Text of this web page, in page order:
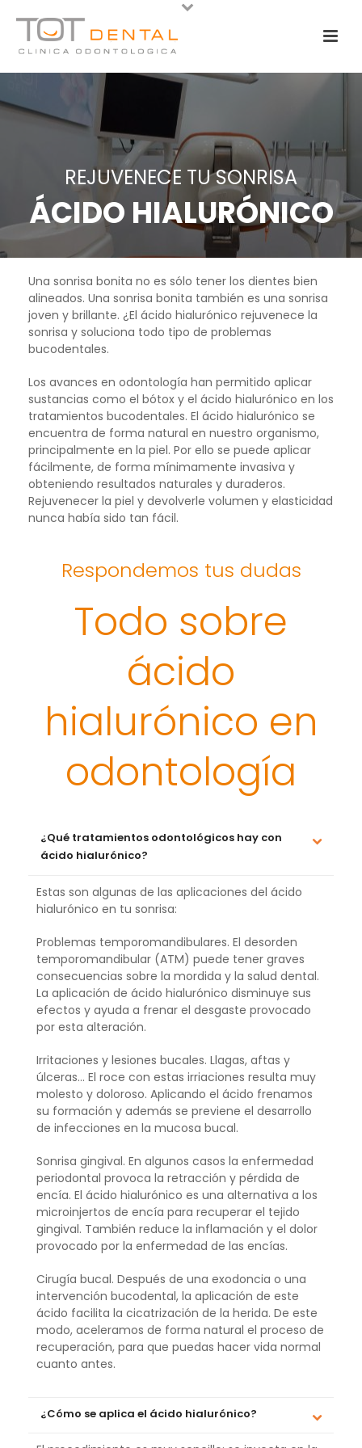
REJUVENECE TU SONRISA
ÁCIDO HIALURÓNICO
Una sonrisa bonita no es sólo tener los dientes bien
alineados. Una sonrisa bonita también es una sonrisa
joven y brillante. ¿El ácido hialurónico rejuvenece la
sonrisa y soluciona todo tipo de problemas
bucodentales.
Los avances en odontología han permitido aplicar
sustancias como el bótox y el ácido hialurónico en los
tratamientos bucodentales. El ácido hialurónico se
encuentra de forma natural en nuestro organismo,
principalmente en la piel. Por ello se puede aplicar
fácilmente, de forma mínimamente invasiva y
obteniendo resultados naturales y duraderos.
Rejuvenecer la piel y devolverle volumen y elasticidad
nunca había sido tan fácil.
Respondemos tus dudas
Todo sobre
ácido
hialurónico en
odontología
¿Qué tratamientos odontológicos hay con
ácido hialurónico?
Estas son algunas de las aplicaciones del ácido
hialurónico en tu sonrisa:
Problemas temporomandibulares. El desorden
temporomandibular (ATM) puede tener graves
consecuencias sobre la mordida y la salud dental.
La aplicación de ácido hialurónico disminuye sus
efectos y ayuda a frenar el desgaste provocado
por esta alteración.
Irritaciones y lesiones bucales. Llagas, aftas y
úlceras… El roce con estas irriaciones resulta muy
molesto y doloroso. Aplicando el ácido frenamos
su formación y además se previene el desarrollo
de infecciones en la mucosa bucal.
Sonrisa gingival. En algunos casos la enfermedad
periodontal provoca la retracción y pérdida de
encía. El ácido hialurónico es una alternativa a los
microinjertos de encía para recuperar el tejido
gingival. También reduce la inflamación y el dolor
provocado por la enfermedad de las encías.
Cirugía bucal. Después de una exodoncia o una
intervención bucodental, la aplicación de este
ácido facilita la cicatrización de la herida. De este
modo, aceleramos de forma natural el proceso de
recuperación, para que puedas hacer vida normal
cuanto antes.
¿Cómo se aplica el ácido hialurónico?